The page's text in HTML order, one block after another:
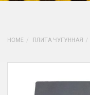
HOME ПЛИТА ЧУГУННАЯ